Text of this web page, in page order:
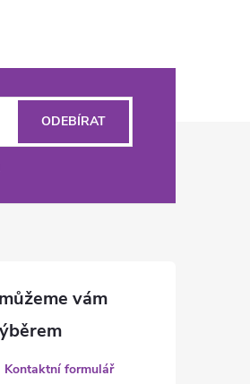
ODEBÍRAT
Kontaktní formulář